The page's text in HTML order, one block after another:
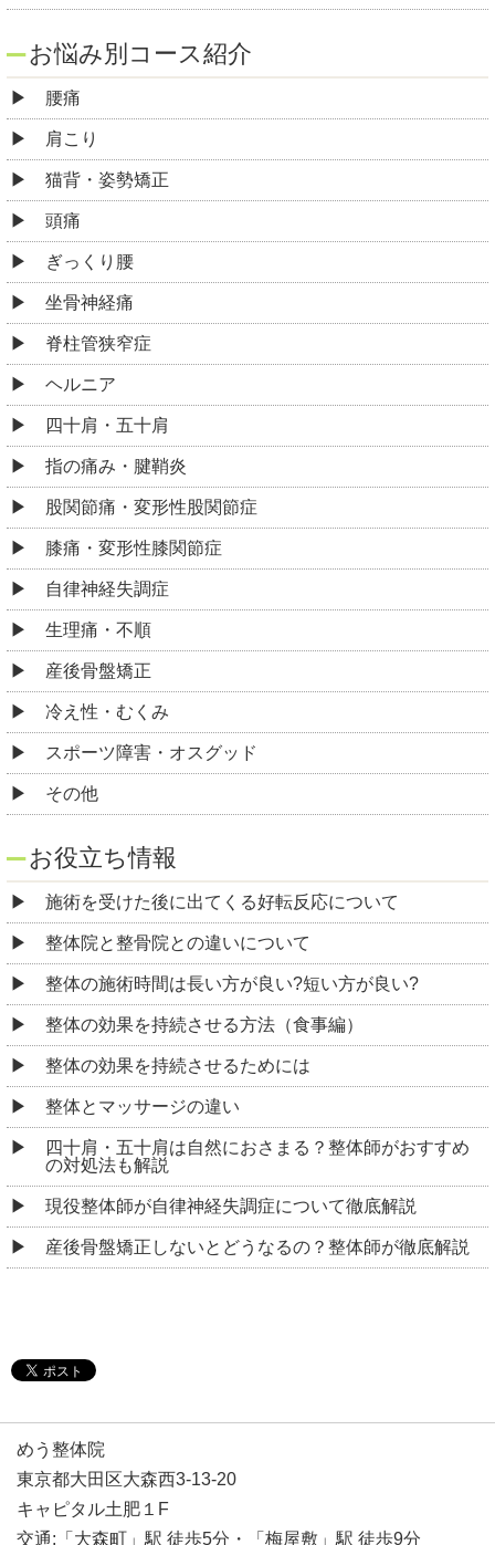
お悩み別コース紹介
腰痛
肩こり
猫背・姿勢矯正
頭痛
ぎっくり腰
坐骨神経痛
脊柱管狭窄症
ヘルニア
四十肩・五十肩
指の痛み・腱鞘炎
股関節痛・変形性股関節症
膝痛・変形性膝関節症
自律神経失調症
生理痛・不順
産後骨盤矯正
冷え性・むくみ
スポーツ障害・オスグッド
その他
お役立ち情報
施術を受けた後に出てくる好転反応について
整体院と整骨院との違いについて
整体の施術時間は長い方が良い?短い方が良い?
整体の効果を持続させる方法（食事編）
整体の効果を持続させるためには
整体とマッサージの違い
四十肩・五十肩は自然におさまる？整体師がおすすめ
の対処法も解説
現役整体師が自律神経失調症について徹底解説
産後骨盤矯正しないとどうなるの？整体師が徹底解説
めう整体院
東京都大田区大森西3-13-20
キャピタル土肥１F
交通:「大森町」駅 徒歩5分・「梅屋敷」駅 徒歩9分